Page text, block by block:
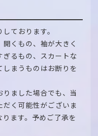
ております。
くもの、袖が大きく
るもの、スカートな
まうものはお断りを
ました場合でも、当
く可能性がございま
ます。予めご了承を